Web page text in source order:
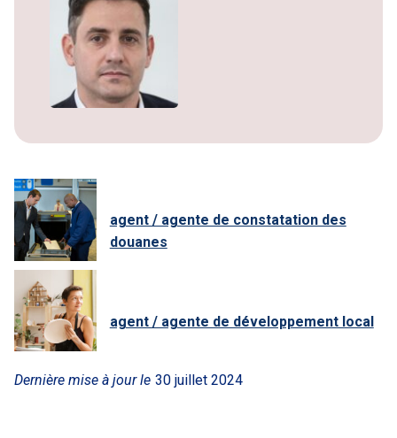
agent / agente de constatation des
douanes
agent / agente de développement local
Dernière mise à jour le 30 juillet 2024